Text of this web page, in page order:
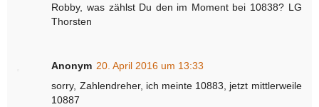
Robby, was zählst Du den im Moment bei 10838? LG
Thorsten
Anonym 20. April 2016 um 13:33
sorry, Zahlendreher, ich meinte 10883, jetzt mittlerweile
10887